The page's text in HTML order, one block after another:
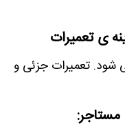
ی تعمیرات
شود. تعمیرات جزئی و
: